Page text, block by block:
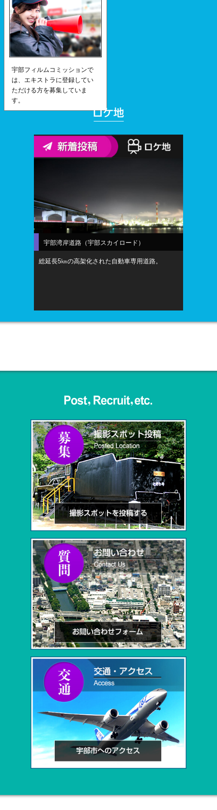
宇部フィルムコミッションで
は、エキストラに登録してい
ただける方を募集していま
す。
宇部湾岸道路（宇部スカイロード）
総延長5㎞の高架化された自動車専用道路。